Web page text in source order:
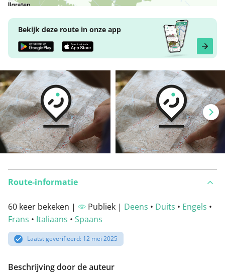
Bekijk deze route in onze app
Route-informatie
60 keer bekeken | Publiek | Deens • Duits • Engels •
Frans • Italiaans • Spaans
Laatst geverifieerd: 12 mei 2025
Beschrijving door de auteur